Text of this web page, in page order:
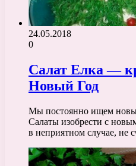
24.05.2018
0
Салат Елка —
Новый Год
Мы постоянно ищем
Салаты изобрести с
в неприятном случае, не